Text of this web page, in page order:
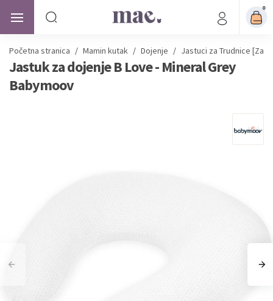
0
Početna stranica / Mamin kutak / Dojenje / Jastuci za Trudnice [Za
Jastuk za dojenje B Love - Mineral Grey
Babymoov